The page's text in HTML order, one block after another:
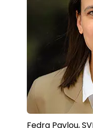
Fedra Pavlou,